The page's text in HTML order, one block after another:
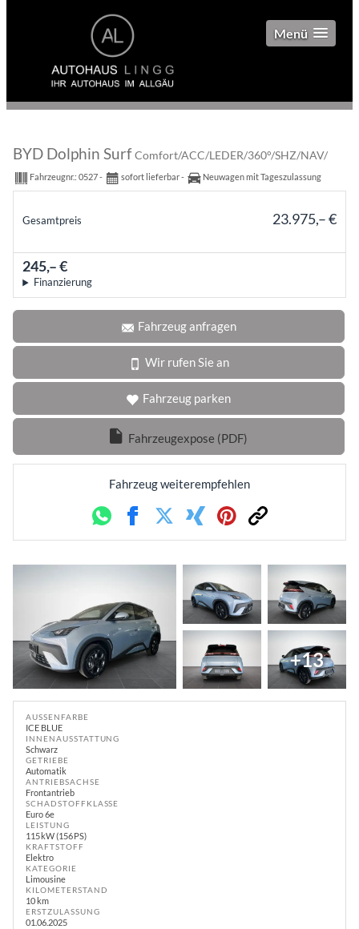
Menü
BYD Dolphin SurfComfort/ACC/LEDER/360°/SHZ/NAV/
Fahrzeugnr.: 0527 sofort lieferbar Neuwagen mit Tageszulassung
Gesamtpreis 23.975,– €
245,– €
Finanzierung
Fahrzeug anfragen
Wir rufen Sie an
Fahrzeug parken
Fahrzeugexpose (PDF)
Fahrzeug weiterempfehlen
WhatsappFacebookTwitterXing PinterestLink
+13
AUSSENFARBE
ICE BLUE
INNENAUSSTATTUNG
Schwarz
GETRIEBE
Automatik
ANTRIEBSACHSE
Frontantrieb
SCHADSTOFFKLASSE
Euro 6e
LEISTUNG
115 kW (156 PS)
KRAFTSTOFF
Elektro
KATEGORIE
Limousine
KILOMETERSTAND
10 km
ERSTZULASSUNG
01.06.2025